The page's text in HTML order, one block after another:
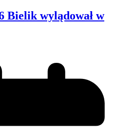
Bielik wylądował w